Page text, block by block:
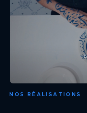
NOS RÉALISATIONS